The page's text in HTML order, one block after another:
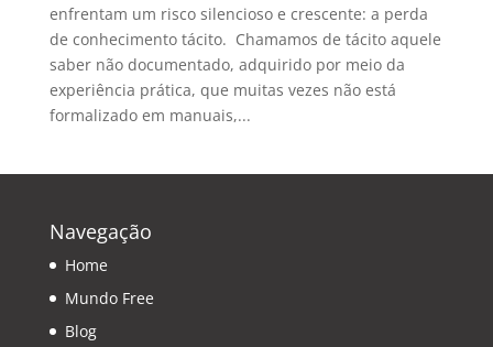
enfrentam um risco silencioso e crescente: a perda
de conhecimento tácito. Chamamos de tácito aquele
saber não documentado, adquirido por meio da
experiência prática, que muitas vezes não está
formalizado em manuais,...
Navegação
Home
Mundo Free
Blog